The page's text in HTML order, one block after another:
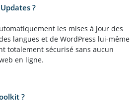
?
les mises à jour des
langues et de WordPress lui-même
totalement sécurisé sans aucun
en ligne.
?